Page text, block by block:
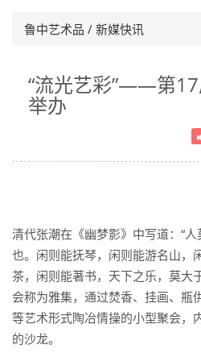
鲁中艺术品 / 新媒快讯
“流光艺彩”——第
举办
清代张潮在《幽梦影》中写道：“
也。闲则能抚琴，闲则能游名山，
茶，闲则能著书，天下之乐，莫大
会称为雅集，通过焚香、挂画、瓶
等艺术形式陶冶情操的小型聚会，
的沙龙。